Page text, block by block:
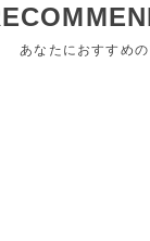
あなたにおすすめ